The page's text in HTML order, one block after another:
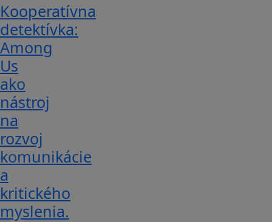
Kooperatívna
detektívka:
Among
Us
ako
nástroj
na
rozvoj
komunikácie
a
kritického
myslenia.